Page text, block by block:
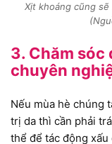
Xịt khoáng cũng
3. Chăm
chuyên
Nếu mùa hè chúng
trị da thì cần phải
thể để tác động